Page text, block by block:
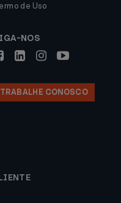
de Uso
NOS
TRABALHE CONOSCO